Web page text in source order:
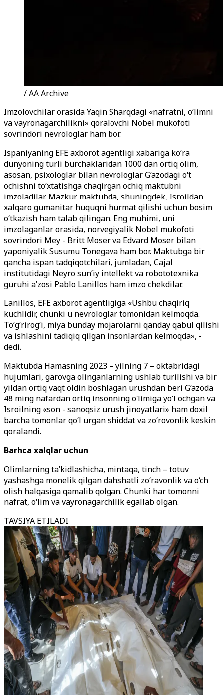
/ AA Archive
Imzolovchilar orasida Yaqin Sharqdagi «nafratni, o‘limni
va vayronagarchilikni» qoralovchi Nobel mukofoti
sovrindori nevrologlar ham bor.
Ispaniyaning EFE axborot agentligi xabariga ko‘ra
dunyoning turli burchaklaridan 1000 dan ortiq olim,
asosan, psixologlar bilan nevrologlar G‘azodagi o‘t
ochishni to‘xtatishga chaqirgan ochiq maktubni
imzoladilar. Mazkur maktubda, shuningdek, Isroildan
xalqaro gumanitar huquqni hurmat qilishi uchun bosim
o‘tkazish ham talab qilingan. Eng muhimi, uni
imzolaganlar orasida, norvegiyalik Nobel mukofoti
sovrindori Mey - Britt Moser va Edvard Moser bilan
yaponiyalik Susumu Tonegava ham bor. Maktubga bir
qancha ispan tadqiqotchilari, jumladan, Cajal
institutidagi Neyro sun’iy intellekt va robototexnika
guruhi a’zosi Pablo Lanillos ham imzo chekdilar.
Lanillos, EFE axborot agentligiga «Ushbu chaqiriq
kuchlidir, chunki u nevrologlar tomonidan kelmoqda.
To‘g‘rirog‘i, miya bunday mojarolarni qanday qabul qilishi
va ishlashini tadiqiq qilgan insonlardan kelmoqda», -
dedi.
Maktubda Hamasning 2023 – yilning 7 – oktabridagi
hujumlari, garovga olinganlarning ushlab turilishi va bir
yildan ortiq vaqt oldin boshlagan urushdan beri G‘azoda
48 ming nafardan ortiq insonning o‘limiga yo‘l ochgan va
Isroilning «son - sanoqsiz urush jinoyatlari» ham doxil
barcha tomonlar qo‘l urgan shiddat va zo‘rovonlik keskin
qoralandi.
Barhca xalqlar uchun
Olimlarning ta’kidlashicha, mintaqa, tinch – totuv
yashashga monelik qilgan dahshatli zo‘ravonlik va o‘ch
olish halqasiga qamalib qolgan. Chunki har tomonni
nafrat, o‘lim va vayronagarchilik egallab olgan.
TAVSIYA ETILADI